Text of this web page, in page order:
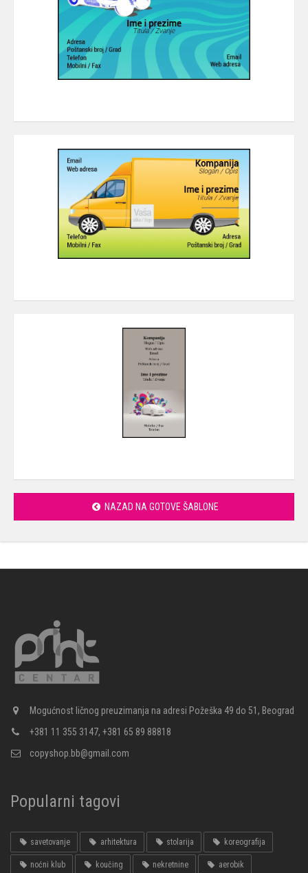
NAZAD NA GOTOVE ŠABLONE
Mogućnost ličnog preuzimanja na adresi Požeška 49 do 51, Beograd
+381 11 355 3147, +381 65 89 88818
copyshop.bb@gmail.com
Popularni tagovi
savetovanje arhitektura stolarija koreografija
noćni klub koučing nekretnine aerobik